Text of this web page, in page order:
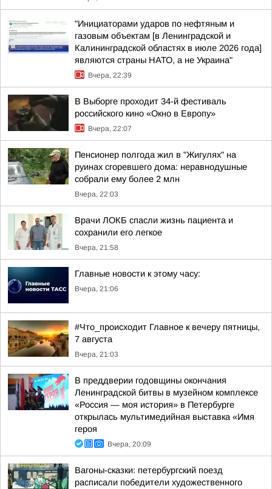
"Инициаторами ударов по нефтяным и
газовым объектам [в Ленинградской и
Калининградской областях в июле 2026 года]
являются страны НАТО, а не Украина"
Вчера, 22:39
В Выборге проходит 34-й фестиваль
российского кино «Окно в Европу»
Вчера, 22:07
Пенсионер полгода жил в "Жигулях" на
руинах сгоревшего дома: неравнодушные
собрали ему более 2 млн
Вчера, 22:03
Врачи ЛОКБ спасли жизнь пациента и
сохранили его легкое
Вчера, 21:58
Главные новости к этому часу:
Вчера, 21:06
#Что_происходит Главное к вечеру пятницы,
7 августа
Вчера, 21:03
В преддверии годовщины окончания
Ленинградской битвы в музейном комплексе
«Россия — моя история» в Петербурге
открылась мультимедийная выставка «Имя
героя
Вчера, 20:09
Вагоны-сказки: петербургский поезд
расписали победители художественного